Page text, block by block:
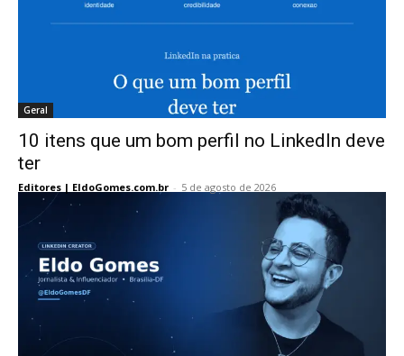
Geral
10 itens que um bom perfil no LinkedIn deve
ter
Editores | EldoGomes.com.br - 5 de agosto de 2026